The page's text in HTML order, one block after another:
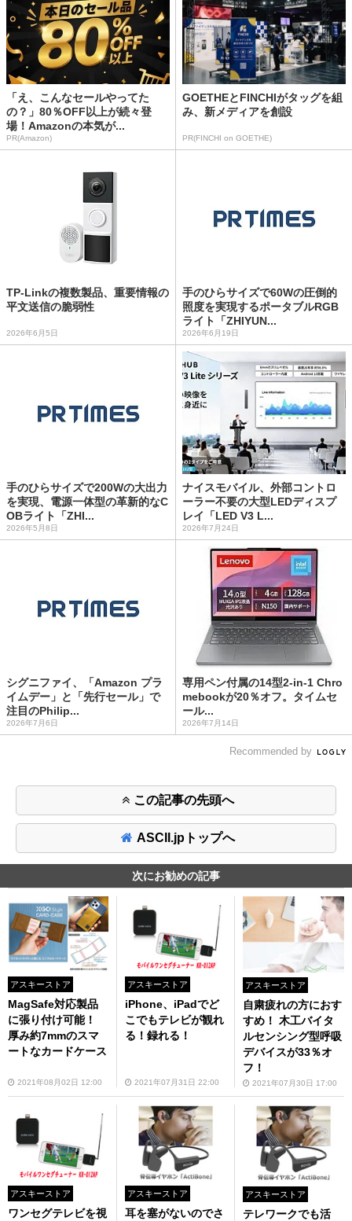
「え、こんなセールやってた
の？」80％OFF以上が続々登
場！Amazonの本気が...
PR(Amazon)
GOETHEとFINCHIがタッグを組
み、新メディアを創設
PR(FINCHI on GOETHE)
TP-Linkの複数製品、重要情報の
平文送信の脆弱性
2026年6月5日
手のひらサイズで60Wの圧倒的
照度を実現するポータブルRGB
ライト「ZHIYUN...
2026年6月19日
手のひらサイズで200Wの大出力
を実現、電源一体型の革新的なC
OBライト「ZHI...
2026年5月8日
ナイスモバイル、外部コントロ
ーラー不要の大型LEDディスプ
レイ「LED V3 L...
2026年7月24日
シグニファイ、「Amazon プラ
イムデー」と「先行セール」で
注目のPhilip...
2026年7月6日
専用ペン付属の14型2-in-1 Chro
mebookが20％オフ。タイムセ
ール...
2026年7月14日
Recommended by
この記事の先頭へ
ASCII.jpトップへ
次にお勧めの記事
アスキーストア
MagSafe対応製品
に張り付け可能！
厚み約7mmのスマ
ートなカードケース
2021年08月02日 12:00
アスキーストア
iPhone、iPadでど
こでもテレビが観れ
る！録れる！
2021年07月31日 22:00
アスキーストア
自粛疲れの方におす
すめ！ 木工バイタ
ルセンシング型呼吸
デバイスが33％オ
フ！
2021年07月30日 17:00
アスキーストア
ワンセグテレビを視
アスキーストア
耳を塞がないのでさ
アスキーストア
テレワークでも活